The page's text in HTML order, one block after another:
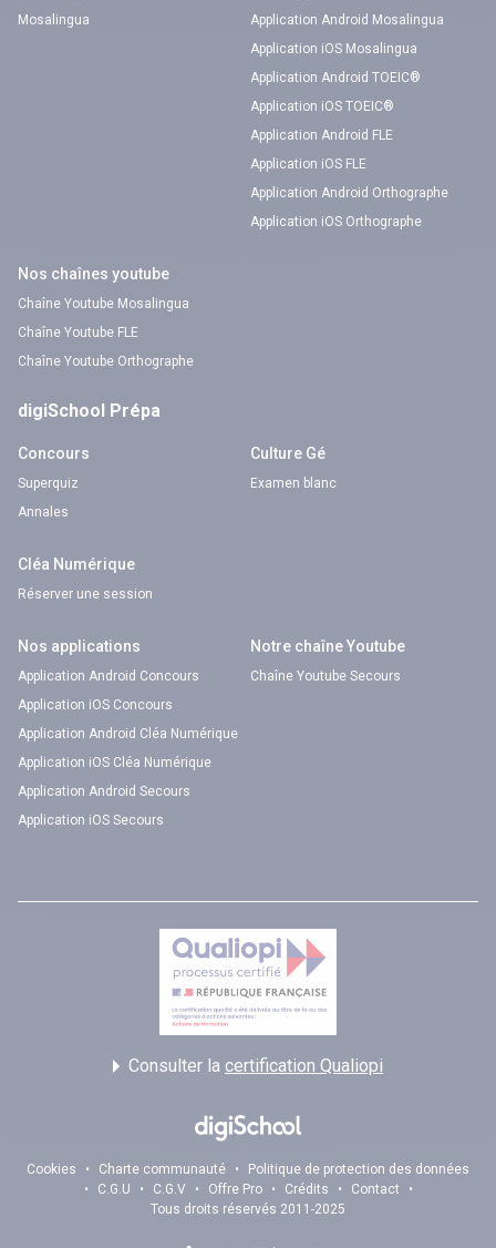
Mosalingua
Application Android Mosalingua
Application iOS Mosalingua
Application Android TOEIC®
Application iOS TOEIC®
Application Android FLE
Application iOS FLE
Application Android Orthographe
Application iOS Orthographe
Nos chaînes youtube
Chaîne Youtube Mosalingua
Chaîne Youtube FLE
Chaîne Youtube Orthographe
digiSchool Prépa
Concours
Superquiz
Annales
Culture Gé
Examen blanc
Cléa Numérique
Réserver une session
Nos applications
Application Android Concours
Application iOS Concours
Application Android Cléa Numérique
Application iOS Cléa Numérique
Application Android Secours
Application iOS Secours
Notre chaîne Youtube
Chaîne Youtube Secours
Consulter la certification Qualiopi
Cookies • Charte communauté •
Politique de protection des données
•
C.G.U • C.G.V • Offre Pro • Crédits • Contact
•
Tous droits réservés 2011-2025